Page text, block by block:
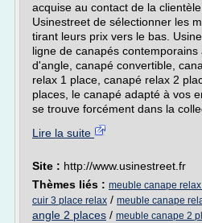
acquise au contact de la
Usinestreet de sélectionner les
tirant leurs prix vers le bas.
ligne de canapés
d'angle, canapé convertible,
relax 1 place, canapé relax 2
places, le canapé adapté à vos
se trouve forcément dans la
Lire la suite
Site : http://www.usinestreet.fr
Thèmes liés : meuble canape
cuir 3 place relax / meuble canape
angle 2 places / meuble canape 2